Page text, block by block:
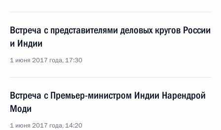
Встреча с представителями деловых кругов России
и Индии
1 июня 2017 года, 17:30
Встреча с Премьер-министром Индии Нарендрой
Моди
1 июня 2017 года, 14:20